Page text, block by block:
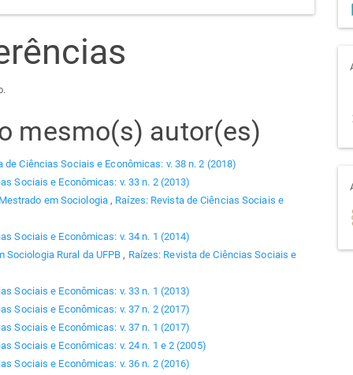
mesmo(s) autor(es)
de Ciências Sociais e Econômicas: v. 38 n. 2 (2018)
Sociais e Econômicas: v. 33 n. 2 (2013)
em Sociologia, Raízes: Revista de Ciências Sociais e
Sociais e Econômicas: v. 34 n. 1 (2014)
Sociologia Rural da UFPB, Raízes: Revista de Ciências Sociais e
Sociais e Econômicas: v. 33 n. 1 (2013)
Sociais e Econômicas: v. 37 n. 2 (2017)
Sociais e Econômicas: v. 37 n. 1 (2017)
Sociais e Econômicas: v. 24 n. 1 e 2 (2005)
Sociais e Econômicas: v. 36 n. 2 (2016)